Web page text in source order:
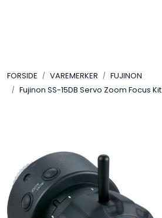
FORSIDE VAREMERKER
FUJINON
Fujinon SS-15DB Servo Zoom Focus Kit
LYD
VAREMERKER
AKTUELT